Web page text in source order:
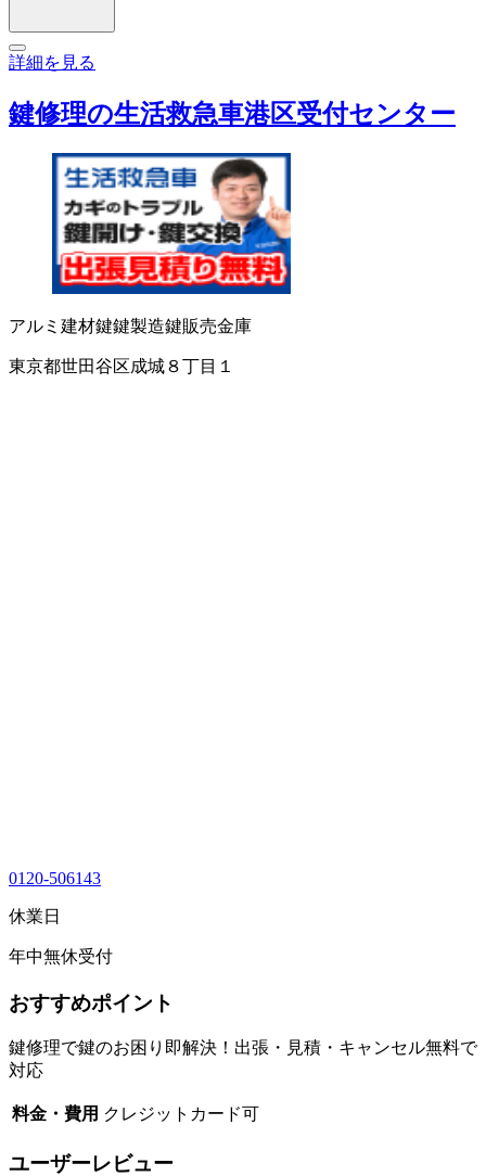
詳細を見る
鍵修理の生活救急車港区受付センター
アルミ建材鍵鍵製造鍵販売金庫
東京都世田谷区成城８丁目１
0120-506143
休業日
年中無休受付
おすすめポイント
鍵修理で鍵のお困り即解決！出張・見積・キャンセル無料で
対応
料金・費用 クレジットカード可
ユーザーレビュー